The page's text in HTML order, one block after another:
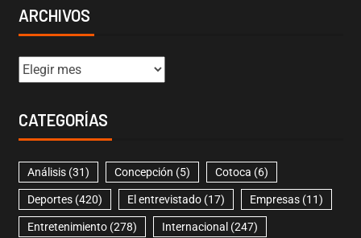
ARCHIVOS
CATEGORÍAS
Análisis(31) Concepción (5) Cotoca (6)
Deportes(420) El entrevistado(17) Empresas(11)
Entretenimiento(278) Internacional (247)